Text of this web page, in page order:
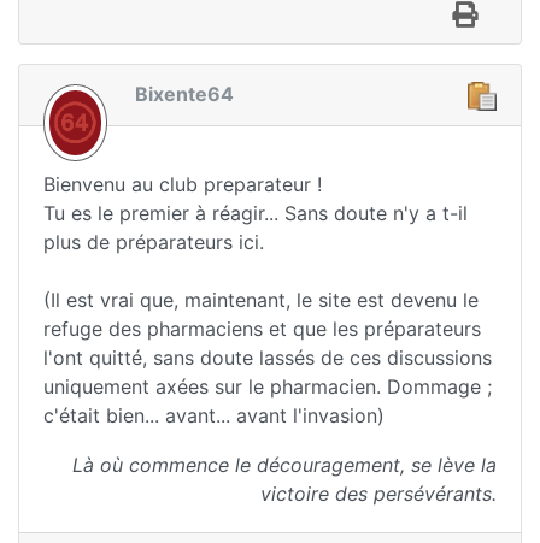
Bixente64
Bienvenu au club preparateur !
Tu es le premier à réagir... Sans doute n'y a t-il
plus de préparateurs ici.
(Il est vrai que, maintenant, le site est devenu le
refuge des pharmaciens et que les préparateurs
l'ont quitté, sans doute lassés de ces discussions
uniquement axées sur le pharmacien. Dommage ;
c'était bien... avant... avant l'invasion)
Là où commence le découragement, se lève la
victoire des persévérants.